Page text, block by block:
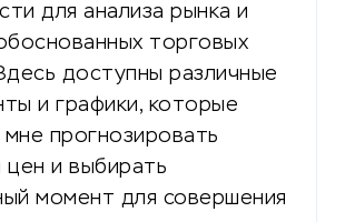
для анализа рынка и
торговых
доступны различные
и графики, которые
прогнозировать
цен и выбирать
момент для совершения